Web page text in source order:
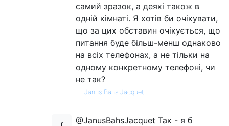
самий зразок, а деякі також в
одній кімнаті. Я хотів би очікувати,
що за цих обставин очікується, що
питання буде більш-менш однаково
на всіх телефонах, а не тільки на
одному конкретному телефоні, чи
не так?
— Janus Bahs Jacquet
@JanusBahsJacquet Так - я б